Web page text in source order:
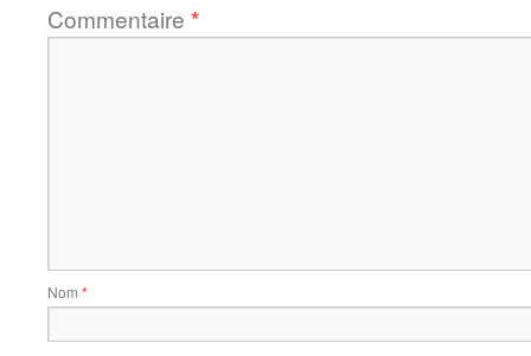
Commentaire *
Nom *